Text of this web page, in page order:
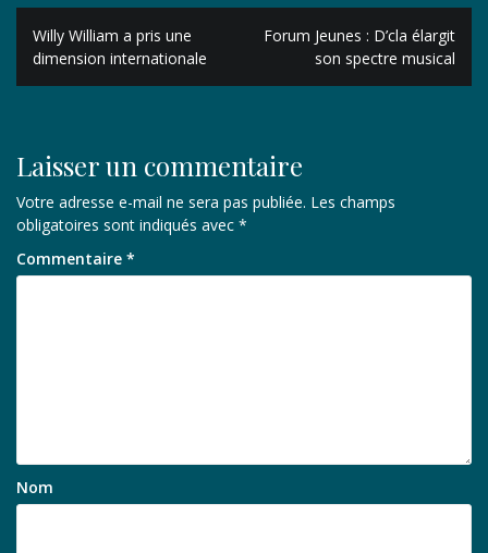
Navigation
de
l’article
Willy William a pris une
dimension internationale
Forum Jeunes : D’cla élargit
son spectre musical
Laisser un commentaire
Votre adresse e-mail ne sera pas publiée. Les champs
obligatoires sont indiqués avec *
Commentaire *
Nom